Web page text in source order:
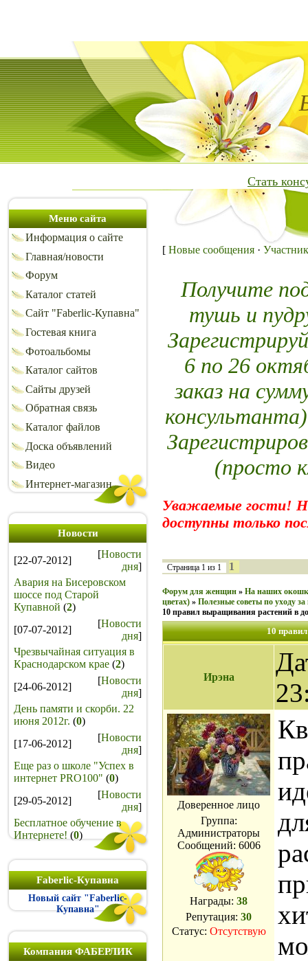
Стать
Меню сайта
Информация о сайте
Главная/новости
Форум
Каталог статей
Сайт "Faberlic-Купавна"
Гостевая книга
Фотоальбомы
Каталог сайтов
Сайты друзей
Обратная связь
Каталог файлов
Доска объявлений
Видео
Интернет-магазин
Новости
[22-07-2012]
[Новости
дня]
Авария на Бисеровском
шоссе под Старой
Купавной (2)
[07-07-2012]
[Новости
дня]
Чрезвычайная ситуация в
Краснодарском крае (2)
[24-06-2012]
[Новости
дня]
День памяти и скорби. 22
июня 2012г. (0)
[17-06-2012]
[Новости
дня]
Еще раз о школе "Успех в
интернет PRO100" (0)
[29-05-2012]
[Новости
дня]
Бесплатное обучение в
Интернете! (0)
Faberlic-Купавна
Новый сайт "Faberlic-
Купавна"
Компания ФАБЕРЛИК
[ Новые сообщения ·
Получите
тушь и
6 по 26
заказ на
(просто
Уважаемые гости!
доступны только
Страница 1 из 1 1
Форум для женщин » На наших
цветах) » Полезные советы по уходу
10 правил выращивания растений в
10
Ирэна
Доверенное лицо
Группа:
Администраторы
Сообщений: 6006
Награды: 38
Репутация: 30
Статус: Отсутствую